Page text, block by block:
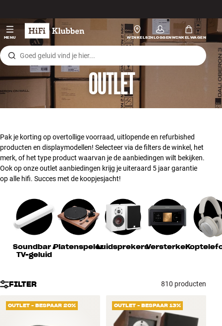
MENU WINKELSINLOGGENWINKELWAGEN
Hi-fi
Luidsprekers
Platenspeler
Koptelefoons
Surround
Tv
Systeem
Kabels
Accessoires
INSPIRATIE
MERKEN
NIEUW
OUTLET
Pak je korting op overtollige voorraad, uitlopende en refurbished
producten en displaymodellen! Selecteer via de filters de winkel, het
merk, of het type product waarvan je de aanbiedingen wilt bekijken.
Ook op onze outlet aanbiedingen krijg je uiteraard 5 jaar garantie
op alle hifi. Succes met de koopjesjacht!
Soundbar /
TV-geluid
PlatenspelerLuidsprekersVersterker
FILTER 810 producten
OUTLET - BESPAAR 20% OUTLET - BESPAAR 13%